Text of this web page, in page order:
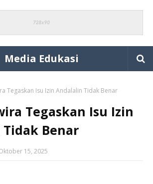
Media Edukasi
Tegaskan Isu Izin Andalalin Tidak Benar
Tegaskan Isu Izin
Benar
15, 2025